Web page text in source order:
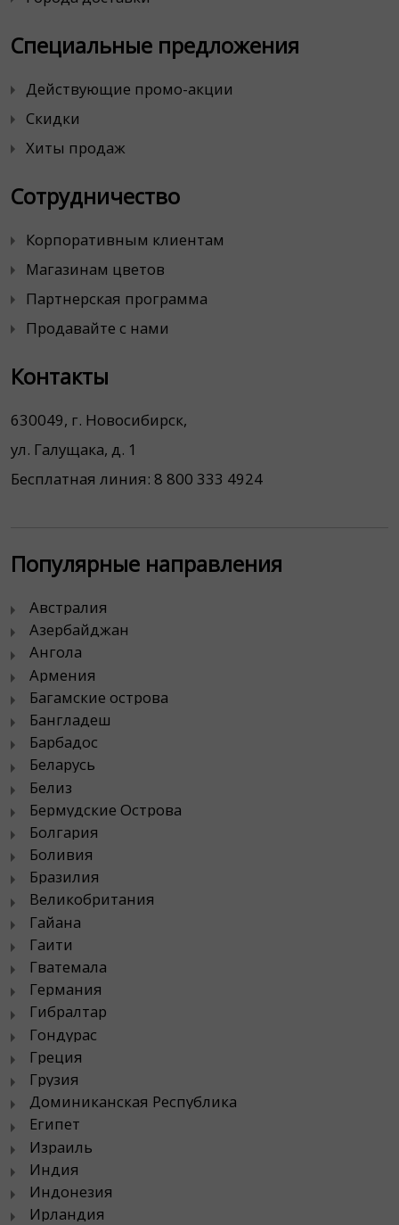
Специальные предложения
Действующие промо-акции
Скидки
Хиты продаж
Сотрудничество
Корпоративным клиентам
Магазинам цветов
Партнерская программа
Продавайте с нами
Контакты
630049, г. Новосибирск,
ул. Галущака, д. 1
Популярные направления
Австралия
Азербайджан
Ангола
Армения
Багамские острова
Бангладеш
Барбадос
Беларусь
Белиз
Бермудские Острова
Болгария
Боливия
Бразилия
Великобритания
Гайана
Гаити
Гватемала
Германия
Гибралтар
Гондурас
Греция
Грузия
Доминиканская Республика
Египет
Израиль
Индия
Индонезия
Ирландия